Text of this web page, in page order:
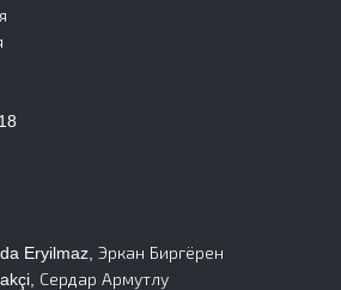
Eryilmaz, Эркан Биргёрен
Сердар Армутлу